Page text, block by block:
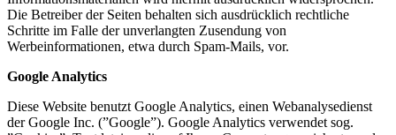
Die Betreiber der Seiten behalten sich ausdrücklich rechtliche
Schritte im Falle der unverlangten Zusendung von
Werbeinformationen, etwa durch Spam-Mails, vor.
Google Analytics
Diese Website benutzt Google Analytics, einen Webanalysedienst
der Google Inc. (”Google”). Google Analytics verwendet sog.